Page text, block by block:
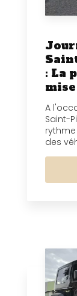
: La
A
Saint-
des